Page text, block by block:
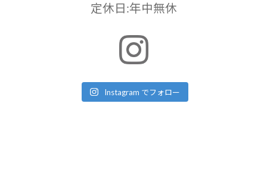
定休日:年中無休
Instagram でフォロー